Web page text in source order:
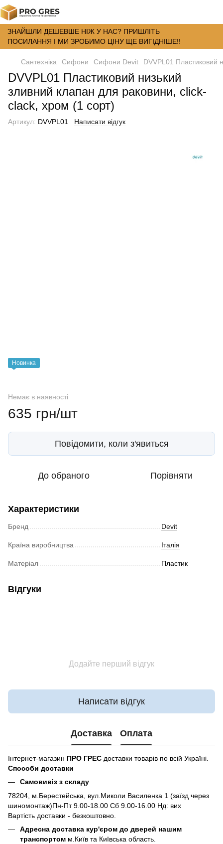
ЗНАЙШЛИ ДЕШЕВШЕ НІЖ У НАС? ПРИШЛІТЬ
ПОСИЛАННЯ І МИ ЗРОБИМО ЦІНУ ЩЕ ВИГІДНІШЕ!!
Сантехніка Сифони Сифони Devit DVVPL01 Пластиковий
DVVPL01 Пластиковий низький
зливний клапан для раковини, click-
clack, хром (1 сорт)
Артикул: DVVPL01 Написати відгук
Новинка
Немає в наявності
635 грн/шт
Повідомити, коли з'явиться
До обраного Порівняти
Характеристики
Бренд Devit
Країна виробництва Італія
Матеріал Пластик
Відгуки
Додайте перший відгук
Написати відгук
Доставка Оплата
Інтернет-магазин ПРО ГРЕС доставки товарів по всій Україні.
Способи доставки
Самовивіз з складу
78204, м.Берестейська, вул.Миколи Василенка 1 (заїзд через
шиномонтаж)Пн-Пт 9.00-18.00 Сб 9.00-16.00 Нд: вих
Вартість доставки - безкоштовно.
Адресна доставка кур'єром до дверей нашим
транспортом м.Київ та Київська область.